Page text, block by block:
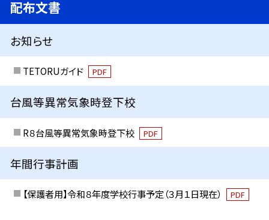
配布文書
お知らせ
TETORUガイド PDF
台風等異常気象時登下校
R８台風等異常気象時登下校 PDF
年間行事計画
【保護者用】令和８年度学校行事予定（３月１日現在） PDF